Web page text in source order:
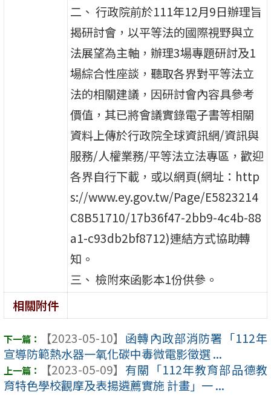
二、 行政院前於111年12月9日辦理旨
揭研討會，以平等法的國際視野與立
法展望為主軸，辦理3場專題研討及1
場綜合性座談，聽取各界對平等法立
法的相關建議，因研討會內容具參考
價值，其已將會議實錄電子書等相關
資料上傳於行政院全球資訊網/資訊與
服務/人權業務/平等法立法專區，歡迎
各界自行下載，或以網頁(網址：http
s://www.ey.gov.tw/Page/E5823214
C8B51710/17b36f47-2bb9-4c4b-88
a1-c93db2bf8712)連結方式協助轉
知。
三、 檢附來函影本1份供參。
相關附件
【2023-05-10】 函轉內政部消防署「112年
宣導防範熱水器一氧化碳中毒微電影徵選 ...
【2023-05-09】 有關「112年教育部品德教
育特色學校觀摩及表揚遴薦實施 計畫」一 ...